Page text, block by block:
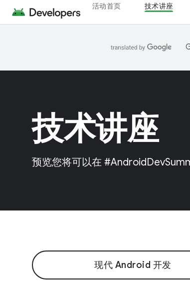
活动首页 技术讲座
技术讲座
预览您将可以在
现代 Android 开发